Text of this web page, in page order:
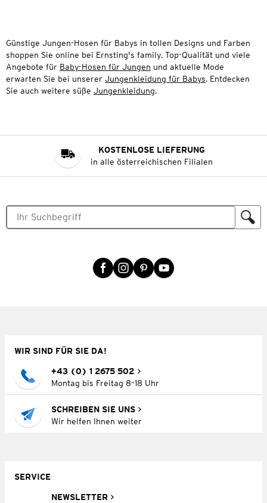
Günstige Jungen-Hosen für Babys in tollen Designs und Farben
shoppen Sie online bei Ernsting's family. Top-Qualität und viele
Angebote für Baby-Hosen für Jungen und aktuelle Mode
erwarten Sie bei unserer Jungenkleidung für Babys. Entdecken
Sie auch weitere süße Jungenkleidung.
KOSTENLOSE LIEFERUNG
in alle österreichischen Filialen
WIR SIND FÜR SIE DA!
+43 (0) 1 2675 502
Montag bis Freitag 8–18 Uhr
SCHREIBEN SIE UNS
Wir helfen Ihnen weiter
SERVICE
NEWSLETTER